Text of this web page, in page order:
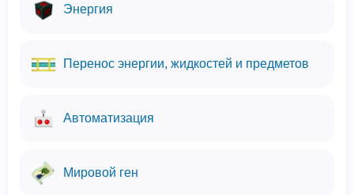
Энергия
Перенос энергии, жидкостей и предметов
Автоматизация
Мировой ген